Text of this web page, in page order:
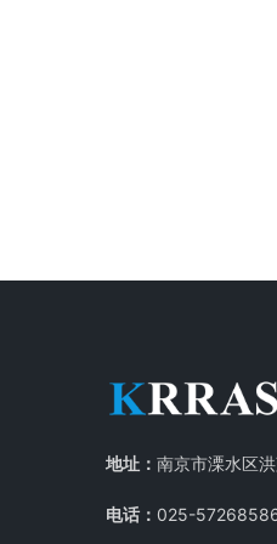
地址： 南京市溧水区
电话： 025-